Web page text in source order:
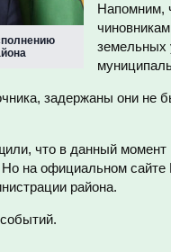
Напомним,
земельных
задержаны они не
что в данный
на официальном сайте
района.